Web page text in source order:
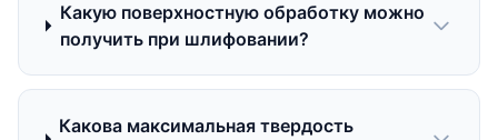
Какую поверхностную обработку можно
получить при шлифовании?
Какова максимальная твердость